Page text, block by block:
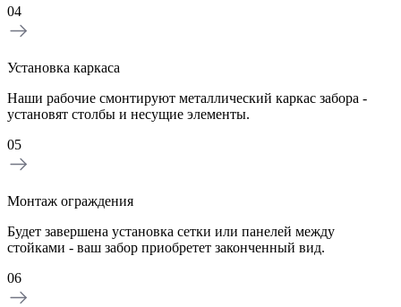
04
Установка каркаса
Наши рабочие смонтируют металлический каркас забора -
установят столбы и несущие элементы.
05
Монтаж ограждения
Будет завершена установка сетки или панелей между
стойками - ваш забор приобретет законченный вид.
06